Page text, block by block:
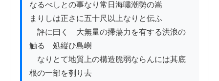
なるべしとの事なり常日海嘯潮勢の嵩
まりしは正さに五十尺以上なりと伝ふ
評に曰く　大無量の掃蕩力を有する洪浪の
触るゝ処縦ひ島嶼
なりとて地質上の構造脆弱ならんには其底
根の一部を刳り去